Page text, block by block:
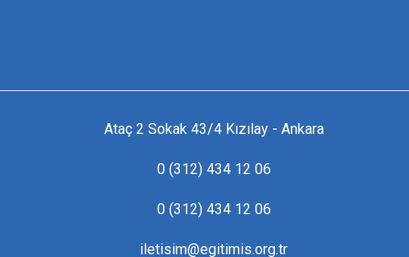
Ataç 2 Sokak 43/4 Kızılay - Ankara
0 (312) 434 12 06
0 (312) 434 12 06
iletisim@egitimis.org.tr